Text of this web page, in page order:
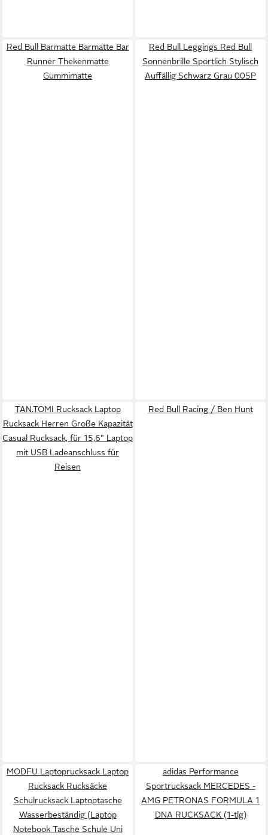
Red Bull Barmatte Barmatte Bar
Runner Thekenmatte
Gummimatte
Red Bull Leggings Red Bull
Sonnenbrille Sportlich Stylisch
Auffällig Schwarz Grau 005P
TAN.TOMI Rucksack Laptop
Rucksack Herren Große Kapazität
Casual Rucksack, für 15,6" Laptop
mit USB Ladeanschluss für
Reisen
Red Bull Racing / Ben Hunt
MODFU Laptoprucksack Laptop
Rucksack Rucksäcke
Schulrucksack Laptoptasche
Wasserbeständig (Laptop
Notebook Tasche Schule Uni
adidas Performance
Sportrucksack MERCEDES -
AMG PETRONAS FORMULA 1
DNA RUCKSACK (1-tlg)